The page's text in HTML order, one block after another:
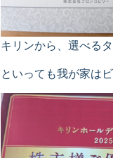
キリンから、選べる
といっても我が家は